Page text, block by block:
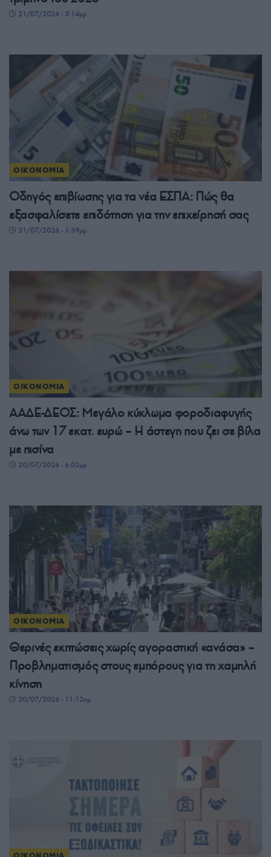
21/07/2026 - 3:14μμ
ΟΙΚΟΝΟΜΙΑ
Οδηγός επιβίωσης για τα νέα ΕΣΠΑ: Πώς θα
εξασφαλίσετε επιδότηση για την επιχείρησή σας
21/07/2026 - 1:39μμ
ΟΙΚΟΝΟΜΙΑ
ΑΑΔΕ-ΔΕΟΣ: Μεγάλο κύκλωμα φοροδιαφυγής
άνω των 17 εκατ. ευρώ – Η άστεγη που ζει σε βίλα
με πισίνα
20/07/2026 - 6:02μμ
ΟΙΚΟΝΟΜΙΑ
Θερινές εκπτώσεις χωρίς αγοραστική «ανάσα» –
Προβληματισμός στους εμπόρους για τη χαμηλή
κίνηση
20/07/2026 - 11:12πμ